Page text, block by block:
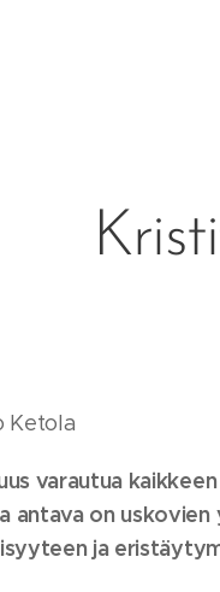
Ketola
varautua
antava on uskovien
ja